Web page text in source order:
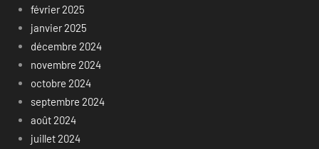
février 2025
janvier 2025
décembre 2024
novembre 2024
octobre 2024
septembre 2024
août 2024
juillet 2024